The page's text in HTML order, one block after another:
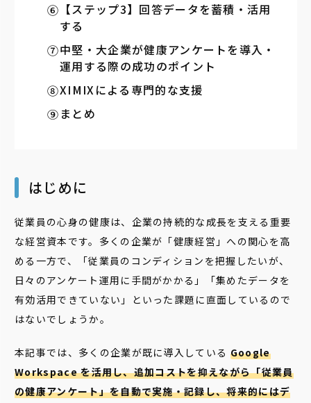
【ステップ3】回答データを蓄積・活用
する
中堅・大企業が健康アンケートを導入・
運用する際の成功のポイント
XIMIXによる専門的な支援
まとめ
はじめに
従業員の心身の健康は、企業の持続的な成長を支える重要
な経営資本です。多くの企業が「健康経営」への関心を高
める一方で、「従業員のコンディションを把握したいが、
日々のアンケート運用に手間がかかる」「集めたデータを
有効活用できていない」といった課題に直面しているので
はないでしょうか。
本記事では、多くの企業が既に導入している Google
Workspace を活用し、追加コストを抑えながら「従業員
の健康アンケート」を自動で実施・記録し、将来的にはデ